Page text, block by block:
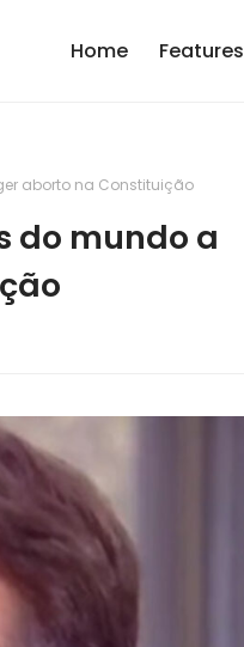
Home Features
aborto na Constituição
do mundo a